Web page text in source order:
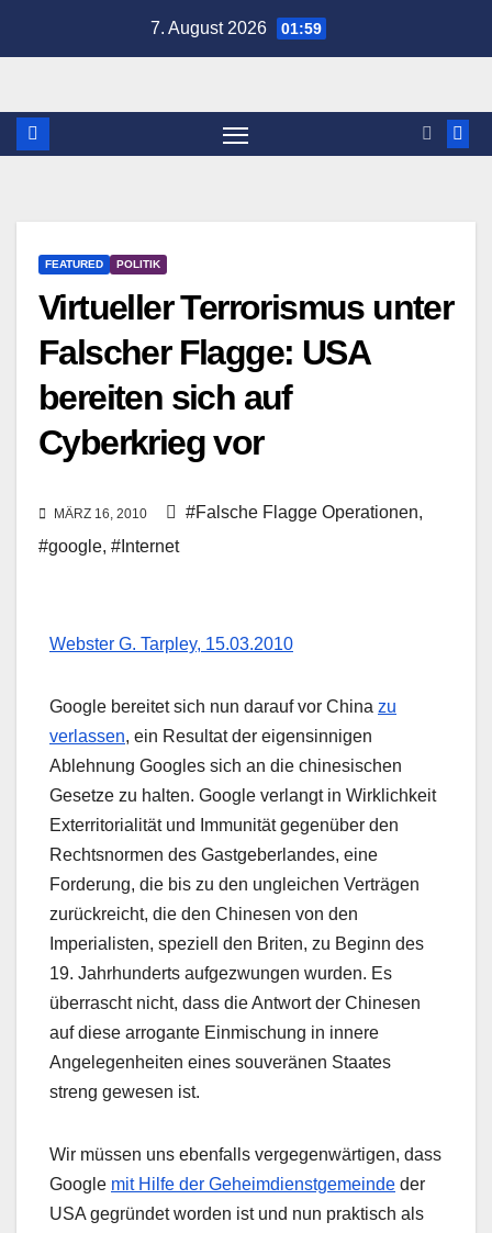
7. August 2026 01:59
FEATURED POLITIK
Virtueller Terrorismus unter
Falscher Flagge: USA
bereiten sich auf
Cyberkrieg vor
MÄRZ 16, 2010 #Falsche Flagge Operationen,
#google, #Internet
Webster G. Tarpley, 15.03.2010
Google bereitet sich nun darauf vor China zu
verlassen, ein Resultat der eigensinnigen
Ablehnung Googles sich an die chinesischen
Gesetze zu halten. Google verlangt in Wirklichkeit
Exterritorialität und Immunität gegenüber den
Rechtsnormen des Gastgeberlandes, eine
Forderung, die bis zu den ungleichen Verträgen
zurückreicht, die den Chinesen von den
Imperialisten, speziell den Briten, zu Beginn des
19. Jahrhunderts aufgezwungen wurden. Es
überrascht nicht, dass die Antwort der Chinesen
auf diese arrogante Einmischung in innere
Angelegenheiten eines souveränen Staates
streng gewesen ist.
Wir müssen uns ebenfalls vergegenwärtigen, dass
Google mit Hilfe der Geheimdienstgemeinde der
USA gegründet worden ist und nun praktisch als